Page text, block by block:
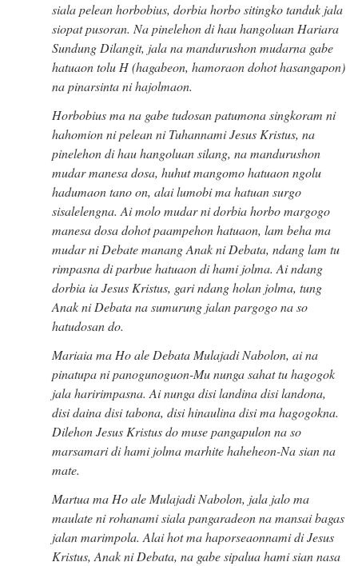
siala pelean horbobius, dorbia horbo sitingko tanduk jala
siopat pusoran. Na pinelehon di hau hangoluan Hariara
Sundung Dilangit, jala na mandurushon mudarna gabe
hatuaon tolu H (hagabeon, hamoraon dohot hasangapon)
na pinarsinta ni hajolmaon.
Horbobius ma na gabe tudosan patumona singkoram ni
hahomion ni pelean ni Tuhannami Jesus Kristus, na
pinelehon di hau hangoluan silang, na mandurushon
mudar manesa dosa, huhut mangomo hatuaon ngolu
hadumaon tano on, alai lumobi ma hatuan surgo
sisalelengna. Ai molo mudar ni dorbia horbo margogo
manesa dosa dohot paampehon hatuaon, lam beha ma
mudar ni Debate manang Anak ni Debata, ndang lam tu
rimpasna di parbue hatuaon di hami jolma. Ai ndang
dorbia ia Jesus Kristus, gari ndang holan jolma, tung
Anak ni Debata na sumurung jalan pargogo na so
hatudosan do.
Mariaia ma Ho ale Debata Mulajadi Nabolon, ai na
pinatupa ni panogunoguon-Mu nunga sahat tu hagogok
jala haririmpasna. Ai nunga disi landina disi landona,
disi daina disi tabona, disi hinaulina disi ma hagogokna.
Dilehon Jesus Kristus do muse pangapulon na so
marsamari di hami jolma marhite haheheon-Na sian na
mate.
Martua ma Ho ale Mulajadi Nabolon, jala jalo ma
maulate ni rohanami siala pangaradeon na mansai bagas
jalan marimpola. Alai hot ma haporseaonnami di Jesus
Kristus, Anak ni Debata, na gabe sipalua hami sian nasa